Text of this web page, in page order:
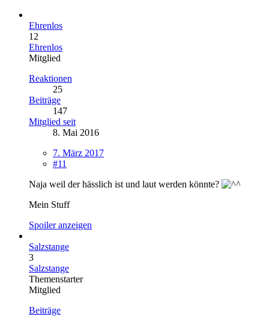
Ehrenlos
12
Ehrenlos
Mitglied
Reaktionen
25
Beiträge
147
Mitglied seit
8. Mai 2016
7. März 2017
#11
Naja weil der hässlich ist und laut werden könnte?
Mein Stuff
Spoiler anzeigen
Salzstange
3
Salzstange
Themenstarter
Mitglied
Beiträge